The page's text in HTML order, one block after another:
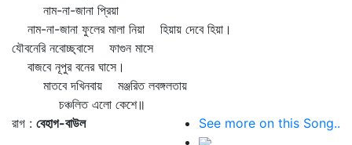
নাম-না-জানা প্রিয়া
নাম-না-জানা ফুলের মালা নিয়া হিয়ায় দেবে হিয়া।
যৌবনেরি নবোচ্ছ্বাসে ফাগুন মাসে
বাজবে নূপুর বনের ঘাসে।
মাতবে দখিনবায় মঞ্জরিত লবঙ্গলতায়
চঞ্চলিত এলো কেশে॥
রাগ : বেহাগ-বাউল
See more on this Song..